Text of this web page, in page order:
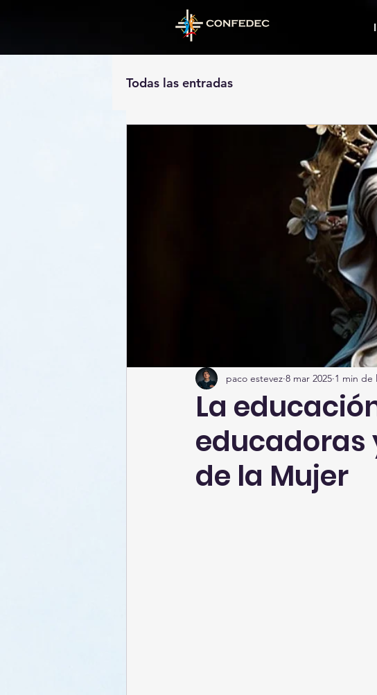
Todas las entradas
La
educadoras
de la Mujer
paco estevez 8 mar 2025 1 min de